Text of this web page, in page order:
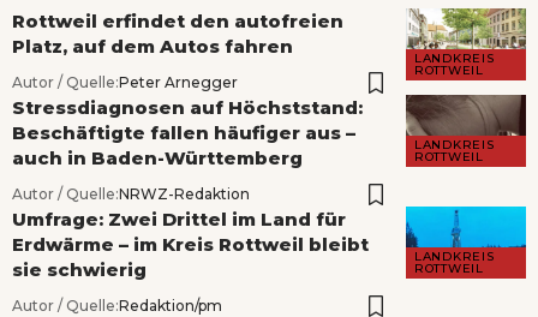
LANDKREIS
ROTTWEIL
Rottweil erfindet den autofreien
Platz, auf dem Autos fahren
Autor / Quelle:Peter Arnegger
LANDKREIS
ROTTWEIL
Stressdiagnosen auf Höchststand:
Beschäftigte fallen häufiger aus –
auch in Baden-Württemberg
Autor / Quelle:NRWZ-Redaktion
LANDKREIS
ROTTWEIL
Umfrage: Zwei Drittel im Land für
Erdwärme – im Kreis Rottweil bleibt
sie schwierig
Autor / Quelle:Redaktion/pm